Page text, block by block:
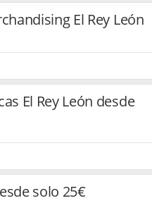
El Rey León
El Rey León desde
solo 25€